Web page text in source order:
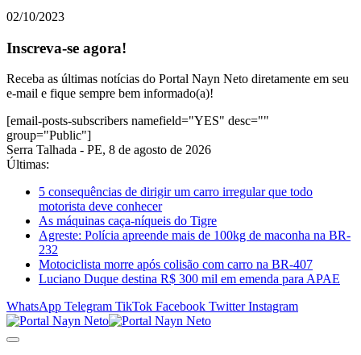
02/10/2023
Inscreva-se agora!
Receba as últimas notícias do Portal Nayn Neto diretamente em seu
e-mail e fique sempre bem informado(a)!
[email-posts-subscribers namefield="YES" desc=""
group="Public"]
Serra Talhada - PE, 8 de agosto de 2026
Últimas:
5 consequências de dirigir um carro irregular que todo
motorista deve conhecer
As máquinas caça-níqueis do Tigre
Agreste: Polícia apreende mais de 100kg de maconha na BR-
232
Motociclista morre após colisão com carro na BR-407
Luciano Duque destina R$ 300 mil em emenda para APAE
WhatsApp Telegram TikTok Facebook Twitter Instagram